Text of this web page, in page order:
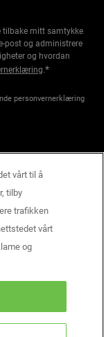
tilbake mitt samtykke
post og administrere
og hvordan
.*
personvernerklæring
vårt til å
tilby
trafikken
vårt
og